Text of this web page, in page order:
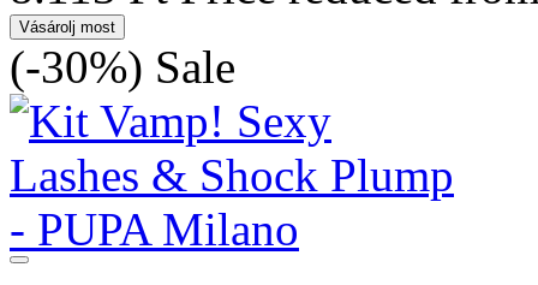
Vásárolj most
(-30%) Sale